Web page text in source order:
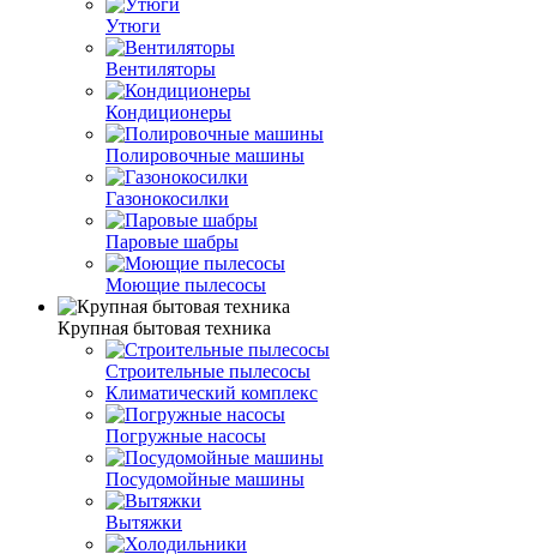
Утюги
Вентиляторы
Кондиционеры
Полировочные машины
Газонокосилки
Паровые шабры
Моющие пылесосы
Крупная бытовая техника
Строительные пылесосы
Климатический комплекс
Погружные насосы
Посудомойные машины
Вытяжки